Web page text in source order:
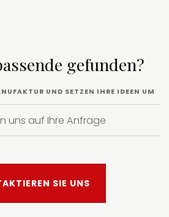
gefunden?
UND SETZEN IHRE IDEEN UM
uns auf Ihre Anfrage
SIE UNS